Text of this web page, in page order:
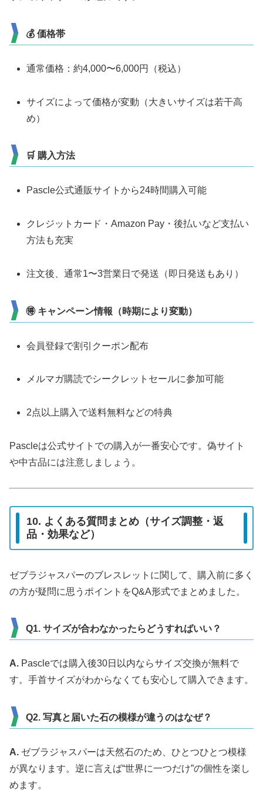
💰 価格帯
通常価格：約4,000〜6,000円（税込）
サイズによって価格が変動（大きいサイズは若干高
め）
🛒 購入方法
Pascle公式通販サイトから24時間購入可能
クレジットカード・Amazon Pay・後払いなど支払い
方法も充実
注文後、通常1〜3営業日で発送（即日発送もあり）
🉐 キャンペーン情報（時期により変動）
会員登録で割引クーポン配布
メルマガ購読でシークレットセールに参加可能
2点以上購入で送料無料などの特典
Pascleは公式サイトでの購入が一番安心です。偽サイト
や中古品には注意しましょう。
10. よくある質問まとめ（サイズ調整・返
品・効果など）
ゼブラジャスパーのブレスレットに関して、購入前に多く
の方が疑問に思うポイントをQ&A形式でまとめました。
Q1. サイズが合わなかったらどうすればいい？
A. Pascleでは購入後30日以内ならサイズ交換が無料で
す。手首サイズがわからなくても安心して購入できます。
Q2. 写真と届いた石の模様が違うのはなぜ？
A. ゼブラジャスパーは天然石のため、ひとつひとつ模様
が異なります。逆に言えば“世界に一つだけ”の個性を楽し
めます。